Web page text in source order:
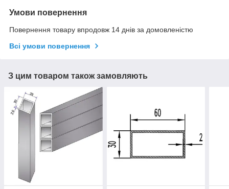
Умови повернення
Повернення товару впродовж 14 днів за домовленістю
Всі умови повернення
З цим товаром також замовляють